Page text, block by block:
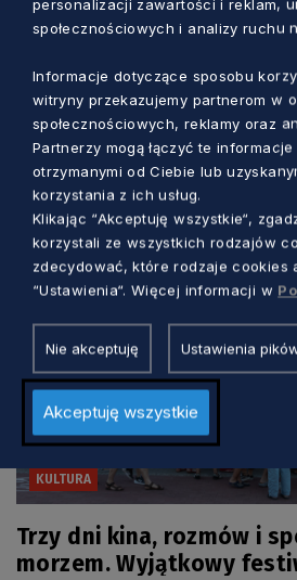
Zobacz
KULTURA
Trzy dni kina, rozmów i
morzem. Wyjątkowy
społecznościowych i analizy ruchu
Informacje dotyczące sposobu
witryny przekazujemy partnerom w
społecznościowych, reklamy oraz
Partnerzy mogą łączyć te
otrzymanymi od Ciebie lub
korzystania z ich usług.
Klikając “Akceptuję wszystkie“,
korzystali ze wszystkich rodzajów
zdecydować, które rodzaje cookies
“Ustawienia“. Więcej informacji w
Nie akceptuję Ustawienia
Akceptuję wszystkie